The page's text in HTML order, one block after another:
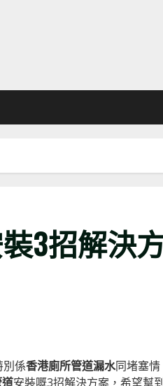
3招解決
別係香港廁所管道漏水同堵塞情
安裝嘅3招解決方案，希望幫